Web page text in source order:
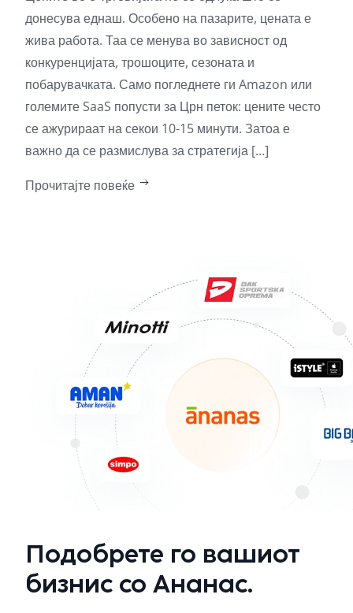
донесува еднаш. Особено на пазарите, цената е
жива работа. Таа се менува во зависност од
конкуренцијата, трошоците, сезоната и
побарувачката. Само погледнете ги Amazon или
големите SaaS попусти за Црн петок: цените често
се ажурираат на секои 10-15 минути. Затоа е
важно да се размислува за стратегија […]
Прочитајте повеќе
Подобрете го вашиот
бизнис со Ананас.